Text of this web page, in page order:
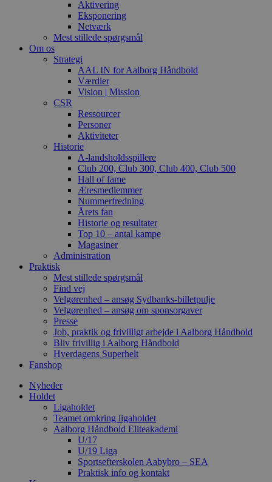
Aktivering
Eksponering
Netværk
Mest stillede spørgsmål
Om os
Strategi
AAL IN for Aalborg Håndbold
Værdier
Vision | Mission
CSR
Ressourcer
Personer
Aktiviteter
Historie
A-landsholdsspillere
Club 200, Club 300, Club 400, Club 500
Hall of fame
Æresmedlemmer
Nummerfredning
Årets fan
Historie og resultater
Top 10 – antal kampe
Magasiner
Administration
Praktisk
Mest stillede spørgsmål
Find vej
Velgørenhed – ansøg Sydbanks-billetpulje
Velgørenhed – ansøg om sponsorgaver
Presse
Job, praktik og frivilligt arbejde i Aalborg Håndbold
Bliv frivillig i Aalborg Håndbold
Hverdagens Superhelt
Fanshop
Nyheder
Holdet
Ligaholdet
Teamet omkring ligaholdet
Aalborg Håndbold Eliteakademi
U/17
U/19 Liga
Sportsefterskolen Aabybro – SEA
Praktisk info og kontakt